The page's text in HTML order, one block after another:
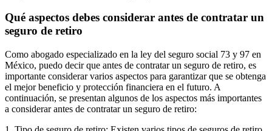
Qué aspectos debes considerar antes de contratar un
seguro de retiro
Como abogado especializado en la ley del seguro social 73 y 97 en
México, puedo decir que antes de contratar un seguro de retiro, es
importante considerar varios aspectos para garantizar que se obtenga
el mejor beneficio y protección financiera en el futuro. A
continuación, se presentan algunos de los aspectos más importantes
a considerar antes de contratar un seguro de retiro: